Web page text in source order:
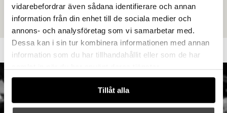
vidarebefordrar även sådana identifierare och annan
information från din enhet till de sociala medier och
annons- och analysföretag som vi samarbetar med.
Dessa kan i sin tur kombinera informationen med annan
information som du har tillhandahållit eller som de har
Tillåt alla
Handla smidigt med Klarna